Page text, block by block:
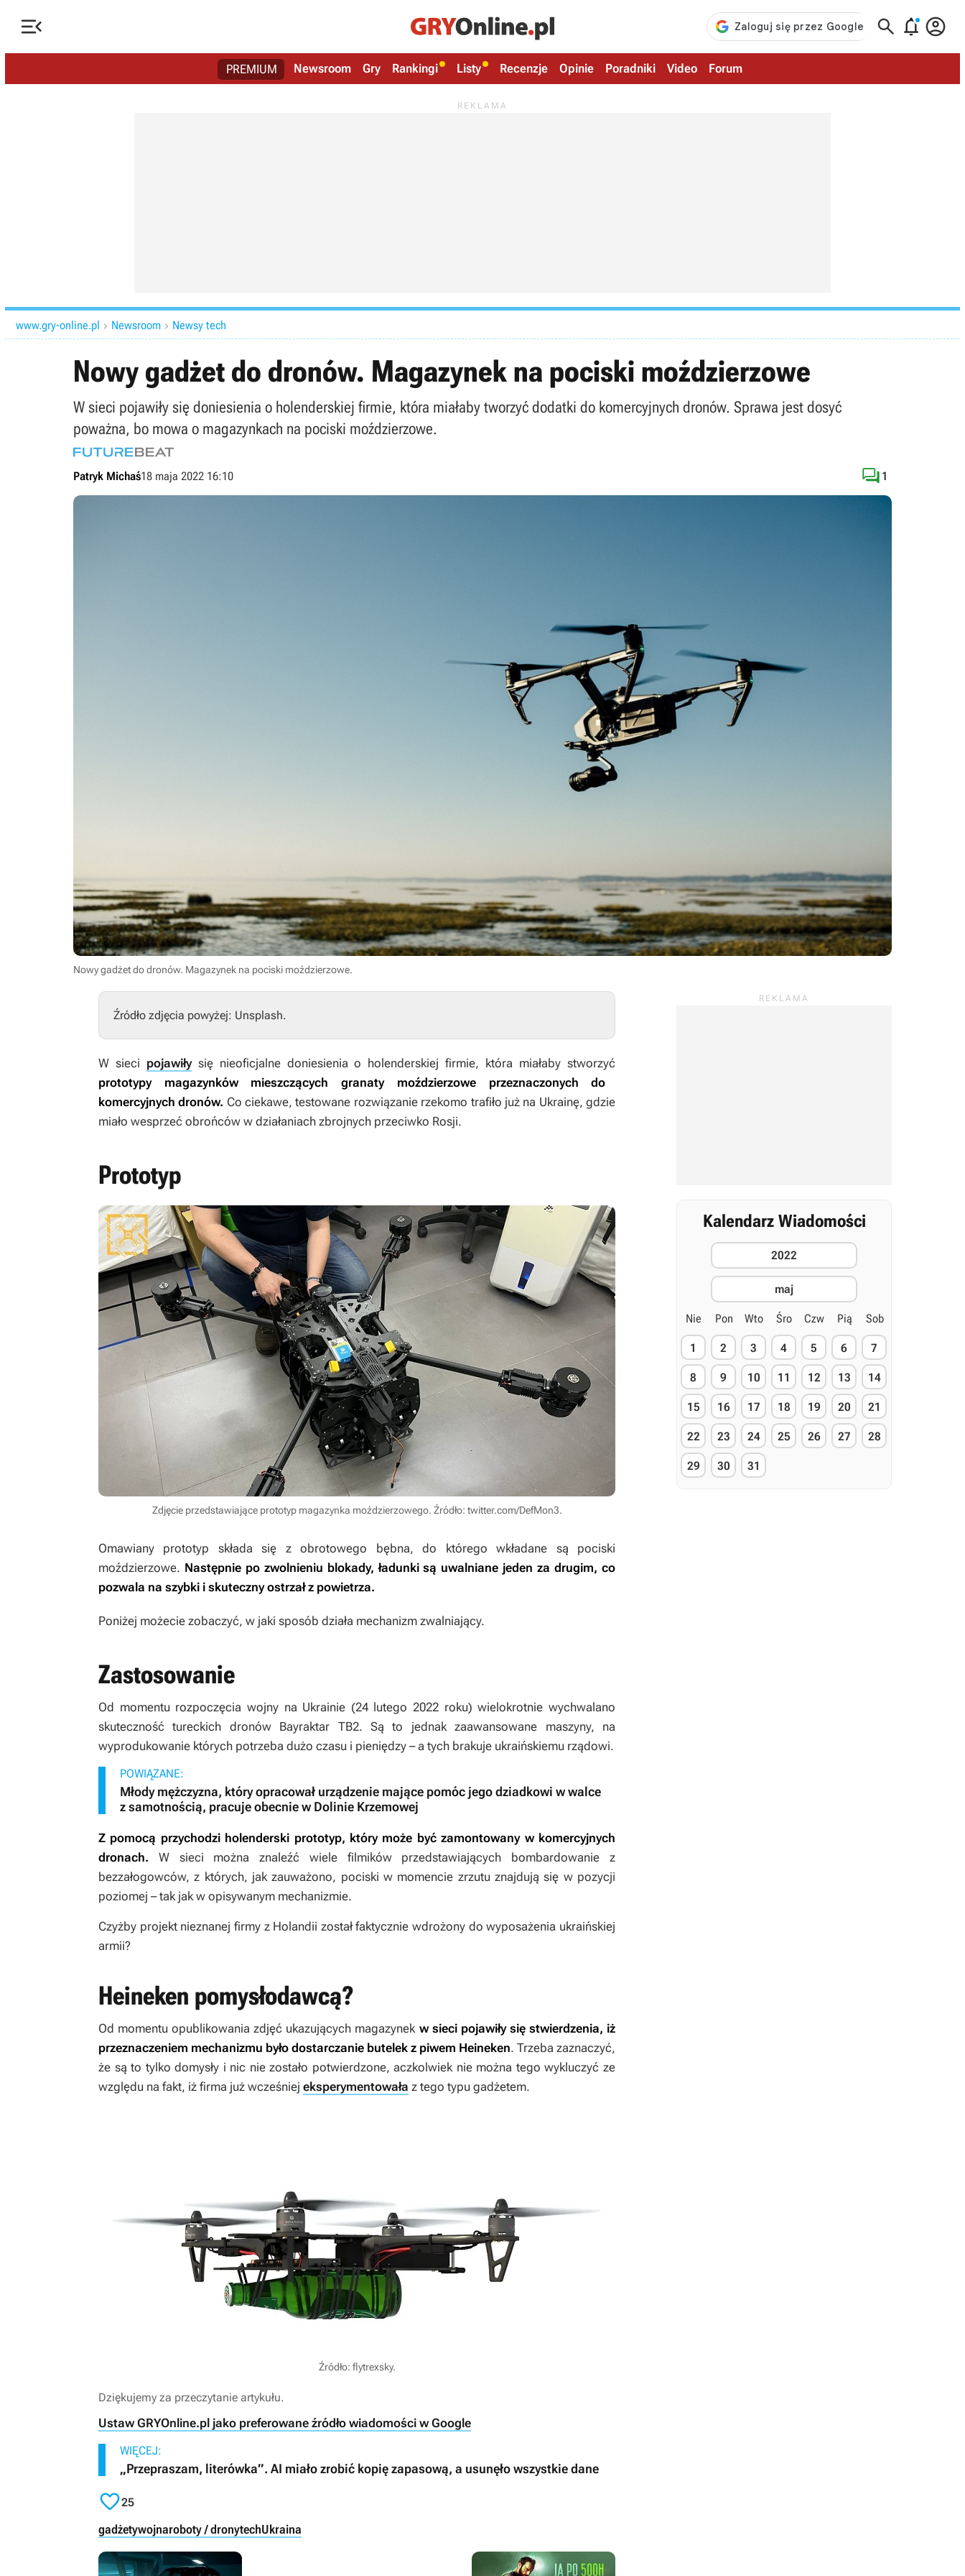
   
PREMIUM Newsroom Gry Rankingi Listy Recenzje Opinie Poradniki Video Forum
www.gry-online.pl  Newsroom  Newsy tech
Nowy gadżet do dronów. Magazynek na pociski moździerzowe
W sieci pojawiły się doniesienia o holenderskiej firmie, która miałaby tworzyć dodatki do komercyjnych dronów. Sprawa jest dosyć
poważna, bo mowa o magazynkach na pociski moździerzowe.
Patryk Michaś18 maja 2022 16:10  1
Nowy gadżet do dronów. Magazynek na pociski moździerzowe.
Źródło zdjęcia powyżej: Unsplash.
W sieci pojawiłysię nieoficjalne doniesienia o holenderskiej firmie, która miałaby stworzyć
prototypy magazynków mieszczących granaty moździerzowe przeznaczonych do
komercyjnych dronów. Co ciekawe, testowane rozwiązanie rzekomo trafiło już na Ukrainę, gdzie
miało wesprzeć obrońców w działaniach zbrojnych przeciwko Rosji.
Prototyp
Zdjęcie przedstawiające prototyp magazynka moździerzowego. Źródło: twitter.com/DefMon3.
Omawiany prototyp składa się z obrotowego bębna, do którego wkładane są pociski
moździerzowe. Następnie po zwolnieniu blokady, ładunki są uwalniane jeden za drugim, co
pozwala na szybki i skuteczny ostrzał z powietrza.
Poniżej możecie zobaczyć, w jaki sposób działa mechanizm zwalniający.
Zastosowanie
Od momentu rozpoczęcia wojny na Ukrainie (24 lutego 2022 roku) wielokrotnie wychwalano
skuteczność tureckich dronów Bayraktar TB2. Są to jednak zaawansowane maszyny, na
wyprodukowanie których potrzeba dużo czasu i pieniędzy – a tych brakuje ukraińskiemu rządowi.
POWIĄZANE:
Młody mężczyzna, który opracował urządzenie mające pomóc jego dziadkowi w walce
z samotnością, pracuje obecnie w Dolinie Krzemowej
Z pomocą przychodzi holenderski prototyp, który może być zamontowany w komercyjnych
dronach. W sieci można znaleźć wiele filmików przedstawiających bombardowanie z
bezzałogowców, z których, jak zauważono, pociski w momencie zrzutu znajdują się w pozycji
poziomej – tak jak w opisywanym mechanizmie.
Czyżby projekt nieznanej firmy z Holandii został faktycznie wdrożony do wyposażenia ukraińskiej
armii?
Heineken pomysłodawcą?
Od momentu opublikowania zdjęć ukazujących magazynek w sieci pojawiły się stwierdzenia, iż
przeznaczeniem mechanizmu było dostarczanie butelek z piwem Heineken. Trzeba zaznaczyć,
że są to tylko domysły i nic nie zostało potwierdzone, aczkolwiek nie można tego wykluczyć ze
względu na fakt, iż firma już wcześniej eksperymentowała z tego typu gadżetem.
Źródło: flytrexsky.
Dziękujemy za przeczytanie artykułu.
Ustaw GRYOnline.pl jako preferowane źródło wiadomości w Google
WIĘCEJ:
„Przepraszam, literówka”. AI miało zrobić kopię zapasową, a usunęło wszystkie dane
25
gadżetywojnaroboty / dronytechUkraina
Kalendarz Wiadomości
2022
maj
Nie Pon Wto Śro Czw Pią Sob
1 2 3 4 5 6 7
8 9 10 11 12 13 14
15 16 17 18 19 20 21
22 23 24 25 26 27 28
29 30 31